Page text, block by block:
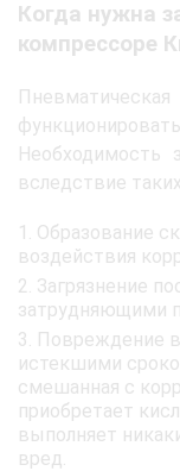
Когда нужна
компрессоре
Необходимость
вследствие
Образование
воздействия
Загрязнение
затрудняющими
Повреждение
истекшими
смешанная с
приобретает
выполняет
вред.